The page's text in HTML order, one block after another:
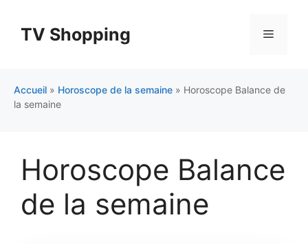
contenuTV Shopping Menu
Accueil » Horoscope de la semaine » Horoscope Balance de
la semaine
Horoscope Balance
de la semaine